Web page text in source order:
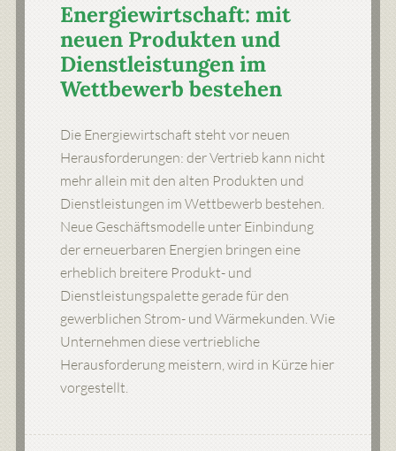
Energiewirtschaft: mit
neuen Produkten und
Dienstleistungen im
Wettbewerb bestehen
Die Energiewirtschaft steht vor neuen
Herausforderungen: der Vertrieb kann nicht
mehr allein mit den alten Produkten und
Dienstleistungen im Wettbewerb bestehen.
Neue Geschäftsmodelle unter Einbindung
der erneuerbaren Energien bringen eine
erheblich breitere Produkt- und
Dienstleistungspalette gerade für den
gewerblichen Strom- und Wärmekunden. Wie
Unternehmen diese vertriebliche
Herausforderung meistern, wird in Kürze hier
vorgestellt.